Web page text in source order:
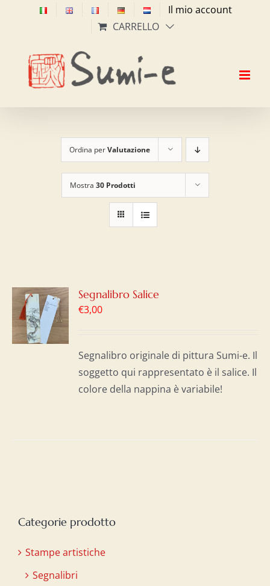
Il mio account
CARRELLO
Ordina perValutazione
Mostra 30 Prodotti
Segnalibro Salice
€3,00
Segnalibro originale di pittura Sumi-e. Il
soggetto qui rappresentato è il salice. Il
colore della nappina è variabile!
Categorie prodotto
Stampe artistiche
Segnalibri